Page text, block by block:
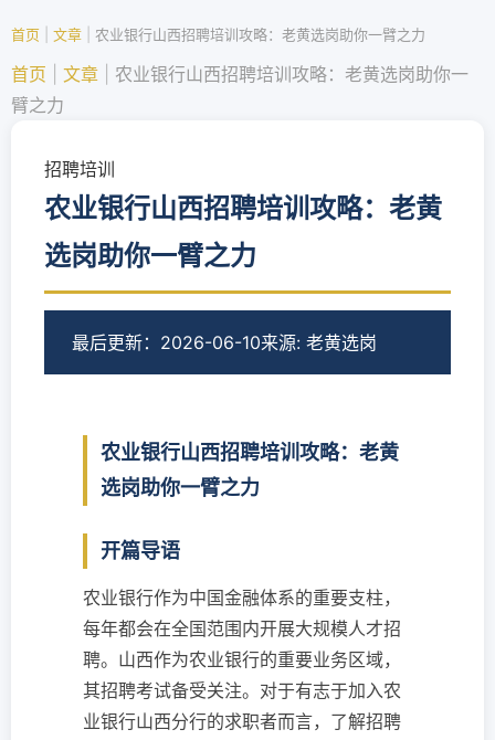
首页 文章 农业银行山西招聘培训攻略：老黄选岗助你一臂之力
首页 文章
农业银行山西招聘培训攻略：老黄选岗助你一
臂之力
招聘培训
农业银行山西招聘培训攻略：老黄
选岗助你一臂之力
最后更新：2026-06-10来源: 老黄选岗
农业银行山西招聘培训攻略：老黄
选岗助你一臂之力
开篇导语
农业银行作为中国金融体系的重要支柱，
每年都会在全国范围内开展大规模人才招
聘。山西作为农业银行的重要业务区域，
其招聘考试备受关注。对于有志于加入农
业银行山西分行的求职者而言，了解招聘